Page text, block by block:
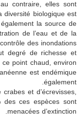
contraire, elles sont
biologique est
la source de
de l’eau et de la
des inondations.
degré de richesse et
point chaud, environ
est endémique
également.
et d’écrevisses,
ces espèces sont
menacées d’extinction.